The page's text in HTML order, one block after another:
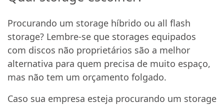
Procurando um storage híbrido ou all flash
storage? Lembre-se que storages equipados
com discos não proprietários são a melhor
alternativa para quem precisa de muito espaço,
mas não tem um orçamento folgado.
Caso sua empresa esteja procurando um storage